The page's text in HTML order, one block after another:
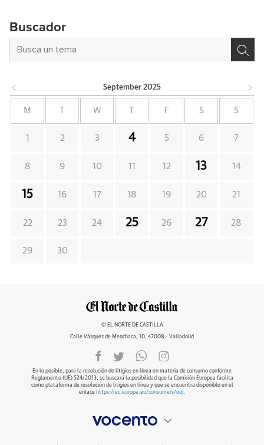
Buscador
September 2025
M W F S S
1 2 3 4 5 6 7
8 9 10 11 12 13 14
15 16 17 18 19 20 21
22 23 24 25 26 27 28
29 30
© EL NORTE DE CASTILLA
Calle Vázquez de Menchaca, 10, 47008 - Valladolid
En lo posible, para la resolución de litigios en línea en materia de consumo conforme
Reglamento (UE) 524/2013, se buscará la posibilidad que la Comisión Europea facilita
como plataforma de resolución de litigios en línea y que se encuentra disponible en el
enlace https://ec.europa.eu/consumers/odr.